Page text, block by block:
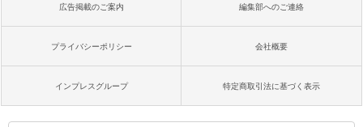
広告掲載のご案内 編集部へのご連絡
プライバシーポリシー 会社概要
インプレスグループ 特定商取引法に基づく表示